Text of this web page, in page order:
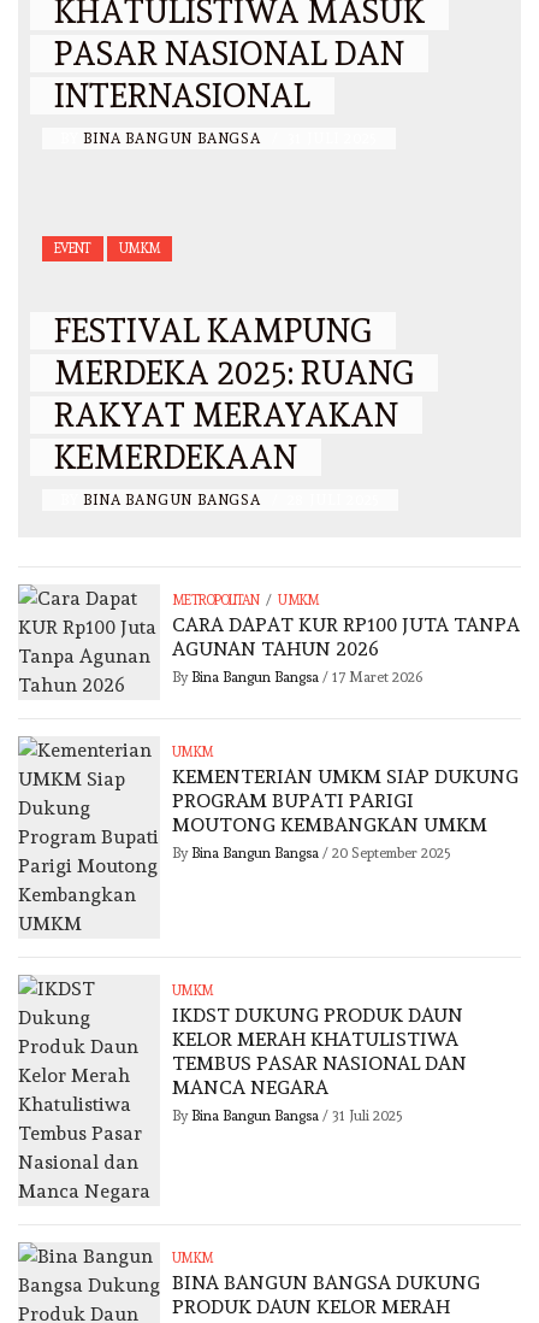
KHATULISTIWA MASUK
PASAR NASIONAL DAN
INTERNASIONAL
BINA BANGUN BANGSA
EVENT UMKM
FESTIVAL KAMPUNG
MERDEKA 2025: RUANG
RAKYAT MERAYAKAN
KEMERDEKAAN
BINA BANGUN BANGSA
METROPOLITAN / UMKM
CARA DAPAT KUR RP100 JUTA TANPA
AGUNAN TAHUN 2026
By Bina Bangun Bangsa / 17 Maret 2026
UMKM
KEMENTERIAN UMKM SIAP DUKUNG
PROGRAM BUPATI PARIGI
MOUTONG KEMBANGKAN UMKM
By Bina Bangun Bangsa / 20 September 2025
UMKM
IKDST DUKUNG PRODUK DAUN
KELOR MERAH KHATULISTIWA
TEMBUS PASAR NASIONAL DAN
MANCA NEGARA
By Bina Bangun Bangsa / 31 Juli 2025
UMKM
BINA BANGUN BANGSA DUKUNG
PRODUK DAUN KELOR MERAH